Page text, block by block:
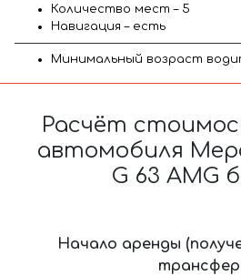
Количество мест – 5
Навигация – есть
Минимальный возраст
Расчёт
автомобиля
G 63 AMG
Начало аренды